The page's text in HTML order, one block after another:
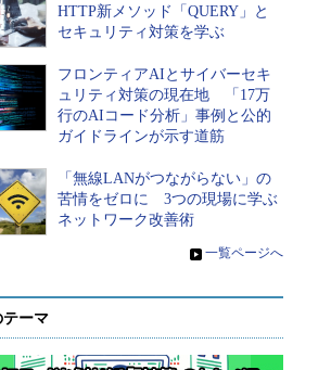
HTTP新メソッド「QUERY」と
セキュリティ対策を学ぶ
フロンティアAIとサイバーセキ
ュリティ対策の現在地 「17万
行のAIコード分析」事例と公的
ガイドラインが示す道筋
「無線LANがつながらない」の
苦情をゼロに 3つの現場に学ぶ
ネットワーク改善術
» 一覧ページへ
ーマ